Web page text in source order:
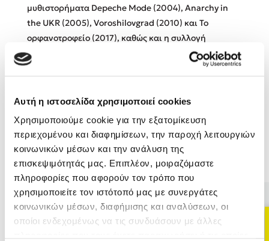
Αυτή η ιστοσελίδα χρησιμοποιεί cookies
Χρησιμοποιούμε cookie για την εξατομίκευση
περιεχομένου και διαφημίσεων, την παροχή λειτουργιών
κοινωνικών μέσων και την ανάλυση της
επισκεψιμότητάς μας. Επιπλέον, μοιραζόμαστε
πληροφορίες που αφορούν τον τρόπο που
χρησιμοποιείτε τον ιστότοπό μας με συνεργάτες
κοινωνικών μέσων, διαφήμισης και αναλύσεων, οι
οποίοι ενδεχομένως να τις συνδυάσουν με άλλες
Κώστας Κρομμύδας
Το λιμάνι μου είσαι εσύ
Ιωάννης Γλωσσόπουλος
Ένας γίγαντας στο σχολείο
Δανάη Δεληγεώργη
μυθιστορήματα Depeche Mode (2004), Anarchy in
the UKR (2005), Voroshilovgrad (2010) και Το
ορφανοτροφείο (2017), καθώς και η συλλογή
διηγημάτων και ποιημάτων Mesopotamia (2014). Το
2022 τιμήθηκε με το Βραβείο Ειρήνης που απονέμει η
Διεθνή Έκθεση της Φρανκφούρτης.
Βιβλία του Συγγραφέα